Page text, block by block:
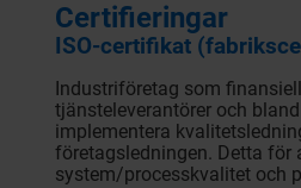
Certifieringar
ISO-certifikat
Industriföretag som
tjänsteleverantörer och
implementera
företagsledningen. Detta för
system/processkvalitet och